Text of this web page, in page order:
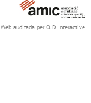
Web auditada per OJD Interactive